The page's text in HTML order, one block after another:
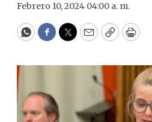
Febrero 10, 2024 04:00 a. m.
WhatsApp
Facebook
Twitter
EmailCopyPrint